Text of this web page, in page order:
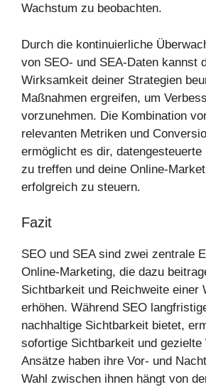
Wachstum zu beobachten.
Durch die kontinuierliche
von SEO- und SEA-Daten kannst
Wirksamkeit deiner Strategien
Maßnahmen ergreifen, um
vorzunehmen. Die Kombination
relevanten Metriken und
ermöglicht es dir, datengesteuerte
zu treffen und deine Online-
erfolgreich zu steuern.
Fazit
SEO und SEA sind zwei zentrale
Online-Marketing, die dazu
Sichtbarkeit und Reichweite einer
erhöhen. Während SEO
nachhaltige Sichtbarkeit bietet,
sofortige Sichtbarkeit und gezielte
Ansätze haben ihre Vor- und
Wahl zwischen ihnen hängt von